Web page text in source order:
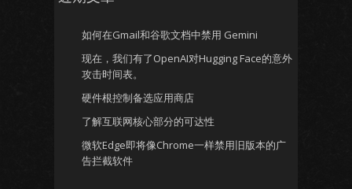
如何在Gmail和谷歌文档中禁用 Gemini
现在，我们有了OpenAI对Hugging Face的意外
攻击时间表。
硬件根控制备选应用商店
了解互联网核心部分的可达性
微软Edge即将像Chrome一样禁用旧版本的广
告拦截软件